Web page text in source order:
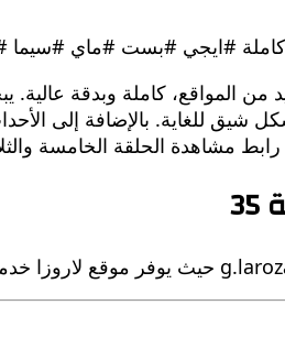
#ايجي #بست #ماي #سيما
من المواقع، كاملة وبدقة
بعد تطور الأحداث التي شاهدتها الحلقة 34
مشاهدة الحلقة الخامسة